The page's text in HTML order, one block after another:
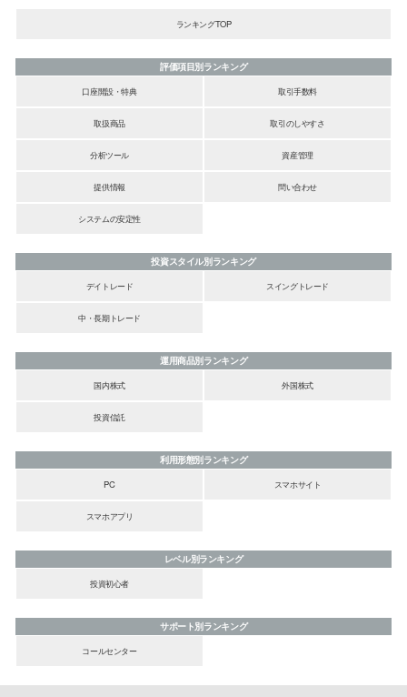
ランキングTOP
評価項目別ランキング
口座開設・特典
取引手数料
取扱商品 取引のしやすさ
分析ツール 資産管理
提供情報 問い合わせ
システムの安定性
投資スタイル別ランキング
デイトレード
スイングトレード
中・長期トレード
運用商品別ランキング
国内株式
外国株式
投資信託
利用形態別ランキング
PC
スマホサイト
スマホアプリ
レベル別ランキング
投資初心者
サポート別ランキング
コールセンター